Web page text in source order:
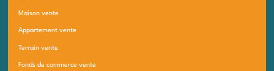
Maison vente
Appartement vente
Terrain vente
Fonds de commerce vente